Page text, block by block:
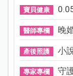
寶貝健康
醫師專欄 晚
產後照護 小
專家專欄 守